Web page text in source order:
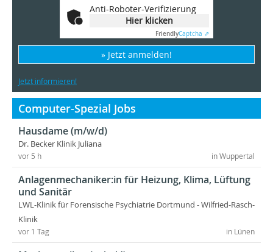
Anti-Roboter-Verifizierung
Hier klicken
FriendlyCaptcha ⇗
» Jetzt anmelden!
Jetzt informieren!
Computer-Spezial Jobs
Hausdame (m/w/d)
Dr. Becker Klinik Juliana
in Wuppertal
vor 5 h
Anlagenmechaniker:in für Heizung, Klima, Lüftung
und Sanitär
LWL-Klinik für Forensische Psychiatrie Dortmund - Wilfried-Rasch-
Klinik
in Lünen
vor 1 Tag